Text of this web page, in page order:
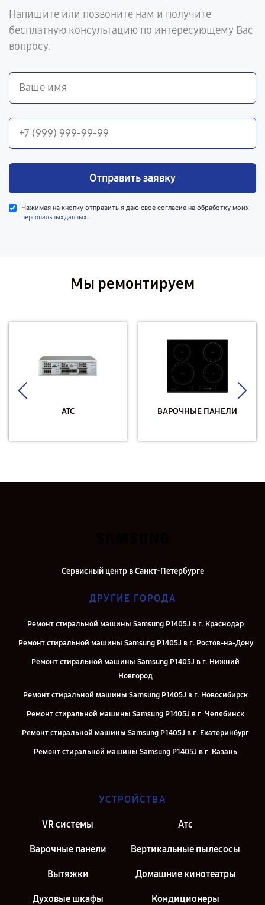
Напишите или позвоните нам и получите
бесплатную консультацию по интересующему Вас
вопросу.
Отправить заявку
Нажимая на кнопку отправить я даю свое согласие на обработку моих
персональных данных.
Мы ремонтируем
АТС ВАРОЧНЫЕ ПАНЕЛИ
Сервисный центр в Санкт-Петербурге
ДРУГИЕ ГОРОДА
Ремонт стиральной машины Samsung P1405J в г. Краснодар
Ремонт стиральной машины Samsung P1405J в г. Ростов-на-Дону
Ремонт стиральной машины Samsung P1405J в г. Нижний
Новгород
Ремонт стиральной машины Samsung P1405J в г. Новосибирск
Ремонт стиральной машины Samsung P1405J в г. Челябинск
Ремонт стиральной машины Samsung P1405J в г. Екатеринбург
Ремонт стиральной машины Samsung P1405J в г. Казань
УСТРОЙСТВА
VR системы Атс
Варочные панели Вертикальные пылесосы
Вытяжки Домашние кинотеатры
Духовые шкафы Кондиционеры